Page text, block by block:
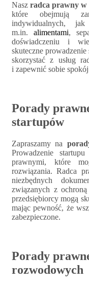
Nasz radca prawny w
które obejmują
indywidualnych,
m.in. alimentami,
doświadczeniu i
skuteczne
skorzystać z usług
i zapewnić sobie
Porady
startupów
Zapraszamy na
Prowadzenie
prawnymi, które
rozwiązania. Radca
niezbędnych
związanych z
przedsiębiorcy mogą
mając pewność, że
zabezpieczone.
Porady
rozwodowych